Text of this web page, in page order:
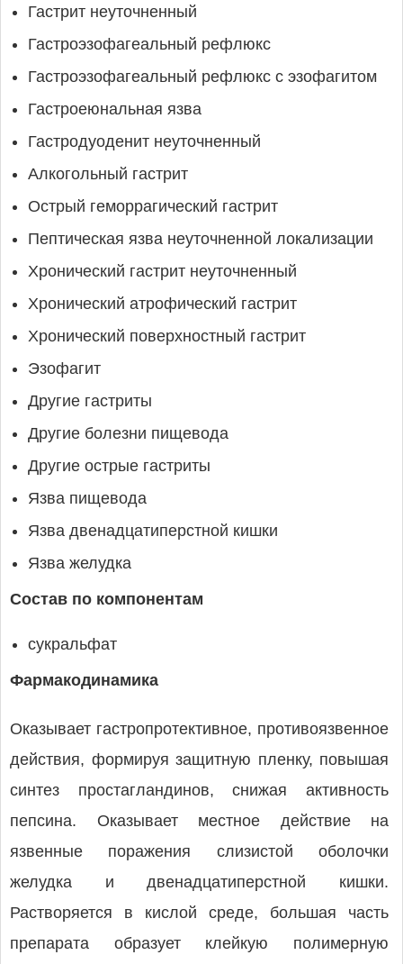
Гастрит неуточненный
Гастроэзофагеальный рефлюкс
Гастроэзофагеальный рефлюкс с эзофагитом
Гастроеюнальная язва
Гастродуоденит неуточненный
Алкогольный гастрит
Острый геморрагический гастрит
Пептическая язва неуточненной локализации
Хронический гастрит неуточненный
Хронический атрофический гастрит
Хронический поверхностный гастрит
Эзофагит
Другие гастриты
Другие болезни пищевода
Другие острые гастриты
Язва пищевода
Язва двенадцатиперстной кишки
Язва желудка
Состав по компонентам
сукральфат
Фармакодинамика
Оказывает гастропротективное, противоязвенное
действия, формируя защитную пленку, повышая
синтез простагландинов, снижая активность
пепсина. Оказывает местное действие на
язвенные поражения слизистой оболочки
желудка и двенадцатиперстной кишки.
Растворяется в кислой среде, большая часть
препарата образует клейкую полимерную